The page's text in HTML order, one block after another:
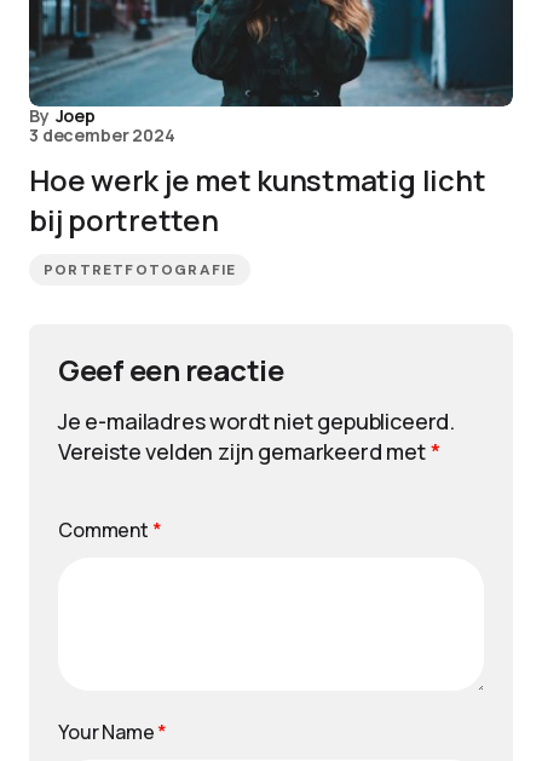
By Joep
3 december 2024
Hoe werk je met kunstmatig licht
bij portretten
PORTRETFOTOGRAFIE
Geef een reactie
Je e-mailadres wordt niet gepubliceerd.
Vereiste velden zijn gemarkeerd met*
Comment *
Your Name*